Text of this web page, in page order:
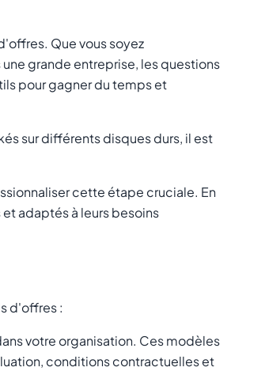
Que vous soyez
grande entreprise, les questions
pour gagner du temps et
sur différents disques durs, il est
cette étape cruciale. En
adaptés à leurs besoins
d'offres :
votre organisation. Ces modèles
conditions contractuelles et